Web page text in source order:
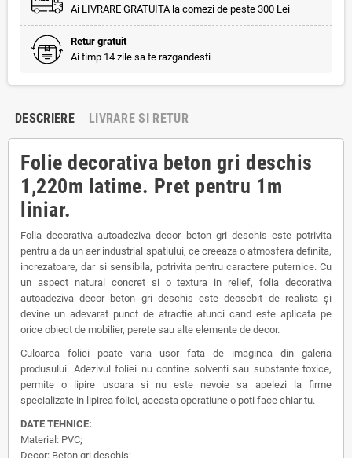
Ai LIVRARE GRATUITA la comezi de peste 300 Lei
Retur gratuit
Ai timp 14 zile sa te razgandesti
DESCRIERE LIVRARE SI RETUR
Folie decorativa beton gri deschis
1,220m latime. Pret pentru 1m
liniar.
Folia decorativa autoadeziva decor beton gri deschis este potrivita
pentru a da un aer industrial spatiului, ce creeaza o atmosfera definita,
increzatoare, dar si sensibila, potrivita pentru caractere puternice. Cu
un aspect natural concret si o textura in relief, folia decorativa
autoadeziva decor beton gri deschis este deosebit de realista și
devine un adevarat punct de atractie atunci cand este aplicata pe
orice obiect de mobilier, perete sau alte elemente de decor.
Culoarea foliei poate varia usor fata de imaginea din galeria
produsului. Adezivul foliei nu contine solventi sau substante toxice,
permite o lipire usoara si nu este nevoie sa apelezi la firme
specializate in lipirea foliei, aceasta operatiune o poti face chiar tu.
DATE TEHNICE:
Material: PVC;
Decor: Beton gri deschis;